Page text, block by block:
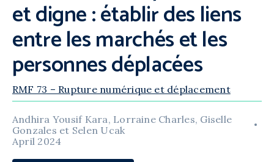
et digne : établir des liens
entre les marchés et les
personnes déplacées
RMF 73 – Rupture numérique et déplacement
Andhira Yousif Kara, Lorraine Charles, Giselle
Gonzales et Selen Ucak
April 2024